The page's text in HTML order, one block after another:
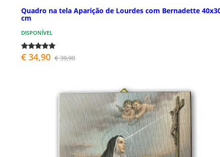
Quadro na tela Aparição de Lourdes com Bernadette
cm
DISPONÍVEL
€ 34,90 € 39,90